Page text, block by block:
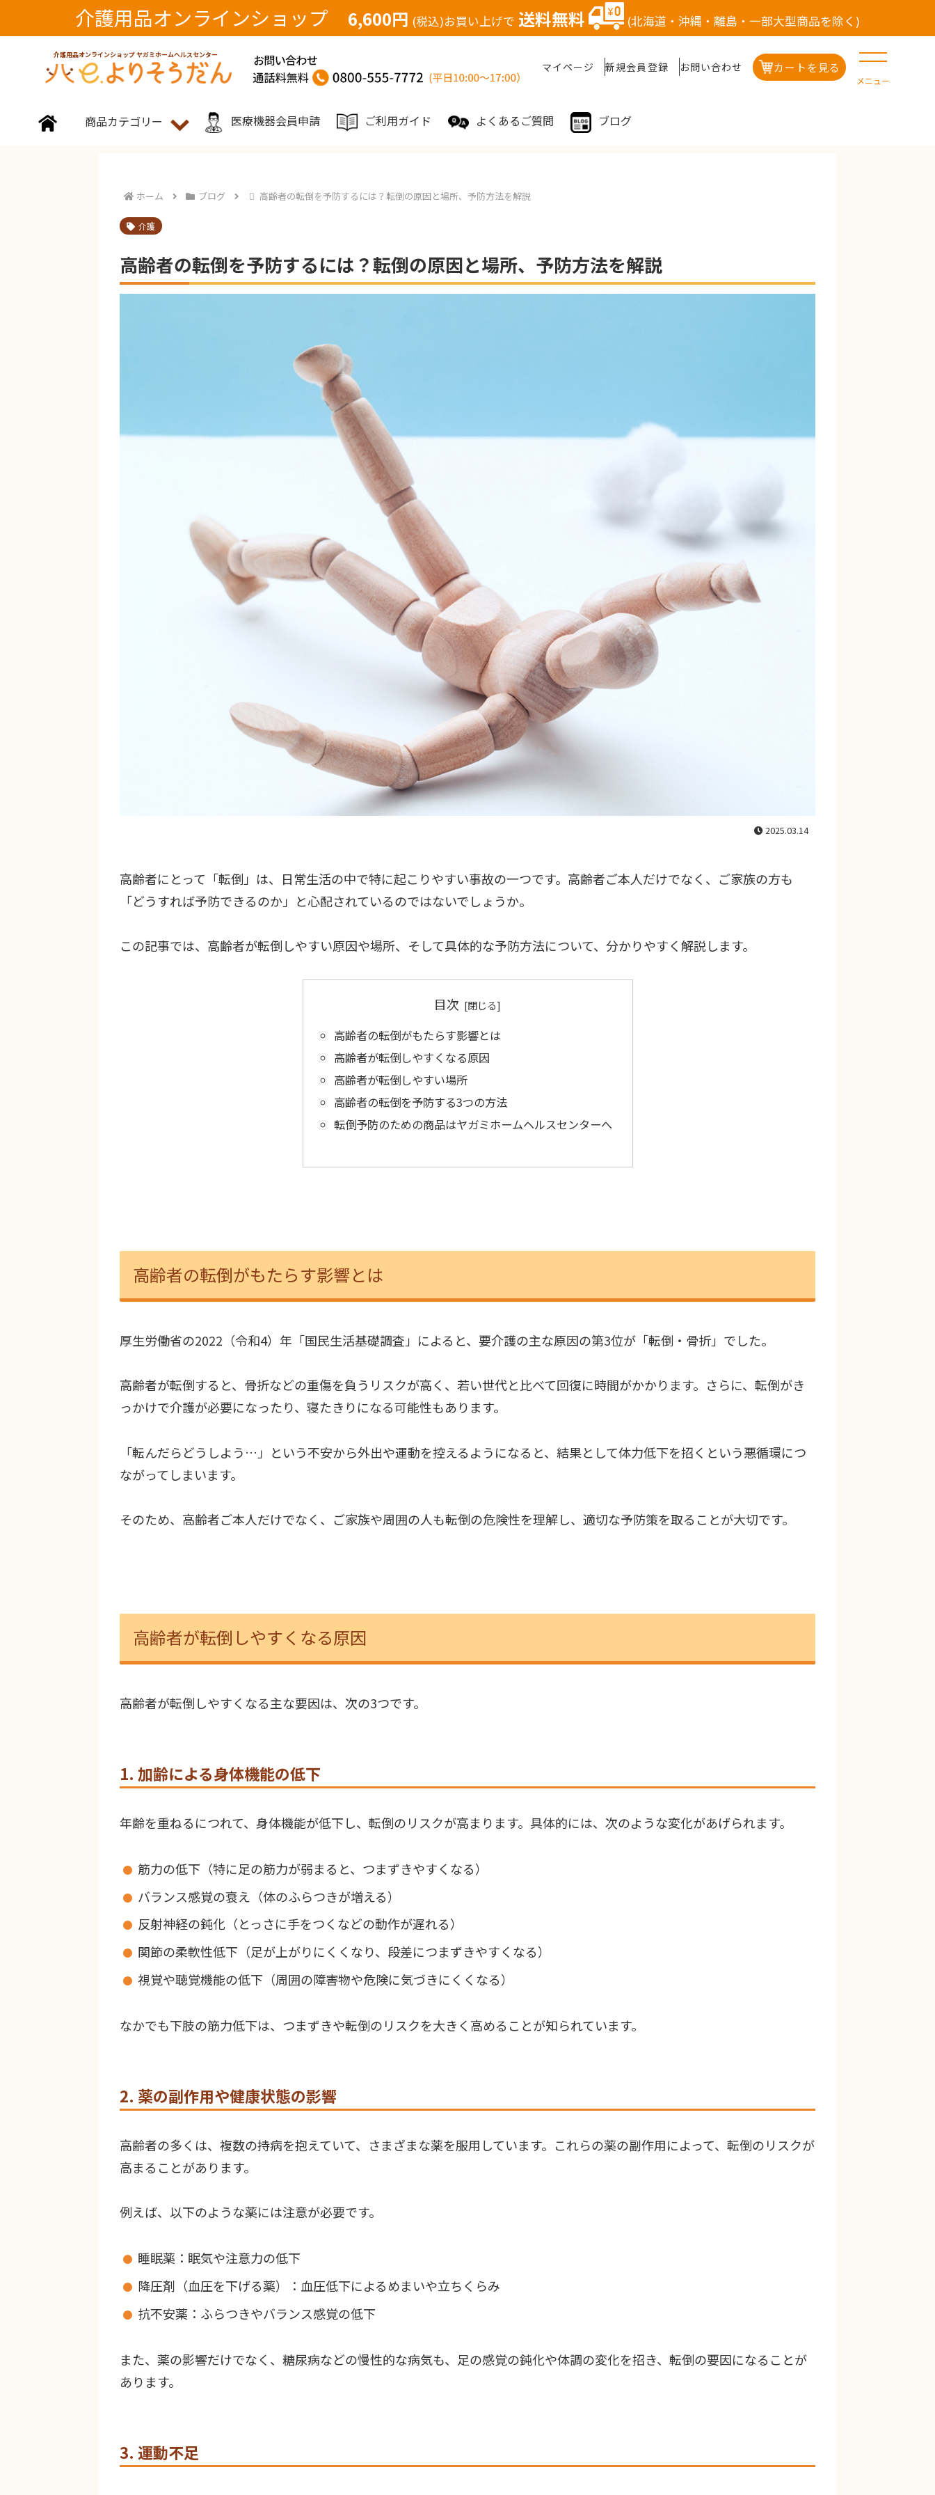
介護用品オンラインショップ 6,600円 (税込)お買い上げで 送料無料 (北海道・沖縄・離島・一部大型商品を除く)
介護用品オンラインショップ ヤガミホームヘルスセンター
マイページ 新規会員登録 お問い合わせ カートを見る
メニュー
商品カテゴリー 医療機器会員申請 ご利用ガイド よくあるご質問 ブログ
ホーム ブログ 高齢者の転倒を予防するには？転倒の原因と場所、予防方法を解説
介護
高齢者の転倒を予防するには？転倒の原因と場所、予防方法を解説
2025.03.14
高齢者にとって「転倒」は、日常生活の中で特に起こりやすい事故の一つです。高齢者ご本人だけでなく、ご家族の方も
「どうすれば予防できるのか」と心配されているのではないでしょうか。
この記事では、高齢者が転倒しやすい原因や場所、そして具体的な予防方法について、分かりやすく解説します。
目次
高齢者の転倒がもたらす影響とは
高齢者が転倒しやすくなる原因
高齢者が転倒しやすい場所
高齢者の転倒を予防する3つの方法
転倒予防のための商品はヤガミホームヘルスセンターへ
高齢者の転倒がもたらす影響とは
厚生労働省の2022（令和4）年「国民生活基礎調査」によると、要介護の主な原因の第3位が「転倒・骨折」でした。
高齢者が転倒すると、骨折などの重傷を負うリスクが高く、若い世代と比べて回復に時間がかかります。さらに、転倒がき
っかけで介護が必要になったり、寝たきりになる可能性もあります。
「転んだらどうしよう…」という不安から外出や運動を控えるようになると、結果として体力低下を招くという悪循環につ
ながってしまいます。
そのため、高齢者ご本人だけでなく、ご家族や周囲の人も転倒の危険性を理解し、適切な予防策を取ることが大切です。
高齢者が転倒しやすくなる原因
高齢者が転倒しやすくなる主な要因は、次の3つです。
1. 加齢による身体機能の低下
年齢を重ねるにつれて、身体機能が低下し、転倒のリスクが高まります。具体的には、次のような変化があげられます。
筋力の低下（特に足の筋力が弱まると、つまずきやすくなる）
バランス感覚の衰え（体のふらつきが増える）
反射神経の鈍化（とっさに手をつくなどの動作が遅れる）
関節の柔軟性低下（足が上がりにくくなり、段差につまずきやすくなる）
視覚や聴覚機能の低下（周囲の障害物や危険に気づきにくくなる）
なかでも下肢の筋力低下は、つまずきや転倒のリスクを大きく高めることが知られています。
2. 薬の副作用や健康状態の影響
高齢者の多くは、複数の持病を抱えていて、さまざまな薬を服用しています。これらの薬の副作用によって、転倒のリスクが
高まることがあります。
例えば、以下のような薬には注意が必要です。
睡眠薬：眠気や注意力の低下
降圧剤（血圧を下げる薬）：血圧低下によるめまいや立ちくらみ
抗不安薬：ふらつきやバランス感覚の低下
また、薬の影響だけでなく、糖尿病などの慢性的な病気も、足の感覚の鈍化や体調の変化を招き、転倒の要因になることが
あります。
3. 運動不足